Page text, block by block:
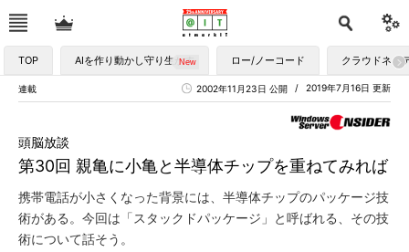
TOP AIを作り動かし守り生かす ロー/ノーコード クラウドネイ
連載 2019年7月16日 更新
2002年11月23日 公開
第30回 親亀に小亀と半導体チップを重ねてみれば
頭脳放談
携帯電話が小さくなった背景には、半導体チップのパッケージ技
術がある。今回は「スタックドパッケージ」と呼ばれる、その技
術について話そう。